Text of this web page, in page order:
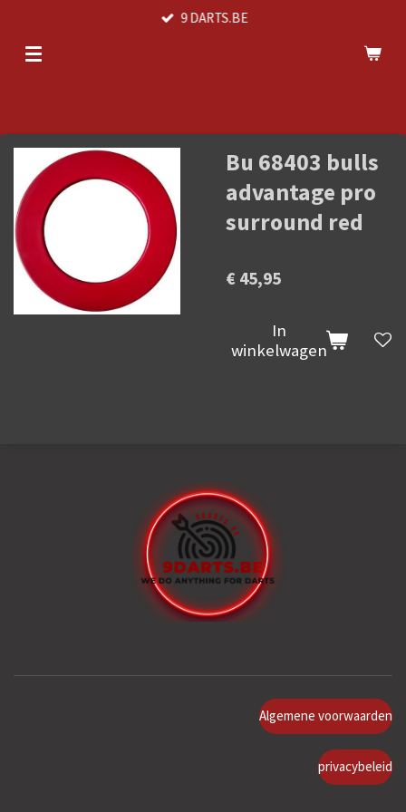
naar
9 DARTS.BE
Bu 68403 bulls
advantage pro
surround red
€ 45,95
In
winkelwagen
Algemene voorwaarden
privacybeleid